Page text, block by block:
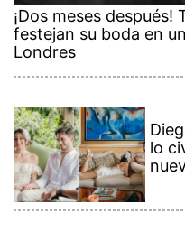
¡Dos meses después!
festejan su boda en
Londres
lo